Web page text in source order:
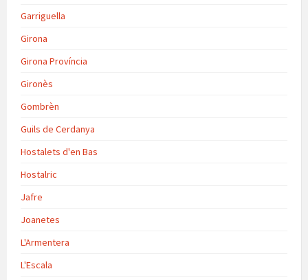
Garriguella
Girona
Girona Província
Gironès
Gombrèn
Guils de Cerdanya
Hostalets d'en Bas
Hostalric
Jafre
Joanetes
L'Armentera
L'Escala